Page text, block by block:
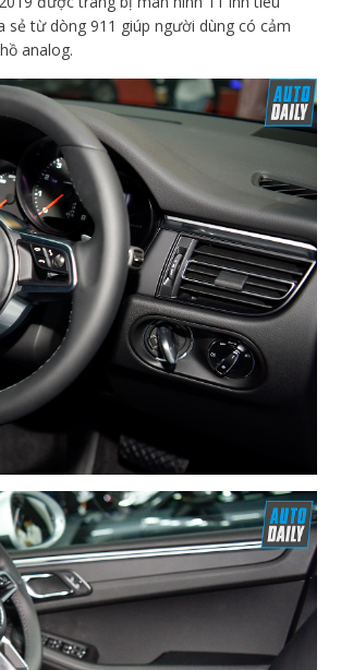
sẻ từ dòng 911 giúp người dùng có cảm
analog.